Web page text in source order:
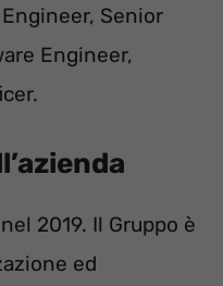
Senior
Engineer,
2019. Il Gruppo è
ed